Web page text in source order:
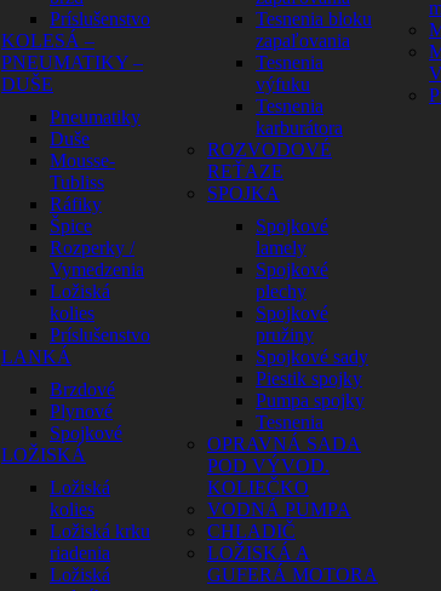
Príslušenstvo
KOLESÁ –
PNEUMATIKY –
DUŠE
Pneumatiky
Duše
Mousse-
Tubliss
Ráfiky
Špice
Rozperky /
Vymedzenia
Ložiská
kolies
Príslušenstvo
LANKÁ
Brzdové
Plynové
Spojkové
LOŽISKÁ
Ložiská
kolies
Ložiská krku
riadenia
Ložiská
Tesnenia bloku
zapaľovania
Tesnenia
výfuku
Tesnenia
karburátora
ROZVODOVÉ
REŤAZE
SPOJKA
Spojkové
lamely
Spojkové
plechy
Spojkové
pružiny
Spojkové sady
Piestik spojky
Pumpa spojky
Tesnenia
OPRAVNÁ SADA
POD VÝVOD.
KOLIEČKO
VODNÁ PUMPA
CHLADIČ
LOŽISKÁ A
GUFERÁ MOTORA